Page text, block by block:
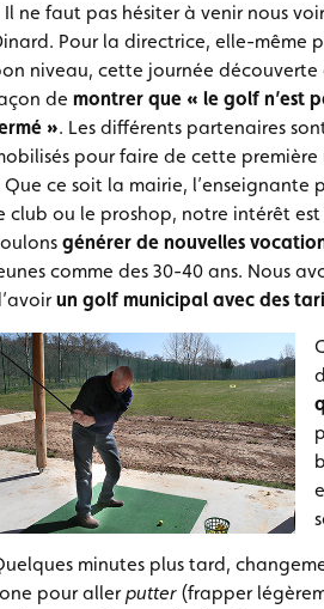
Il ne faut pas hésiter à venir nous
Pour la directrice, elle-même
niveau, cette journée découverte
de montrer que « le golf n’est
». Les différents partenaires
pour faire de cette première
Que ce soit la mairie, l’enseignante
club ou le proshop, notre intérêt est
générer de nouvelles
comme des 30-40 ans. Nous
un golf municipal avec des
minutes plus tard,
pour allerputter(frapper